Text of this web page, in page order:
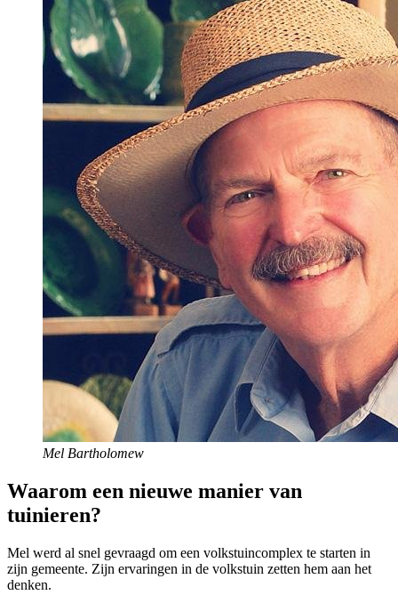
Mel Bartholomew
Waarom een nieuwe manier van
tuinieren?
Mel werd al snel gevraagd om een volkstuincomplex te starten in
zijn gemeente. Zijn ervaringen in de volkstuin zetten hem aan het
denken.